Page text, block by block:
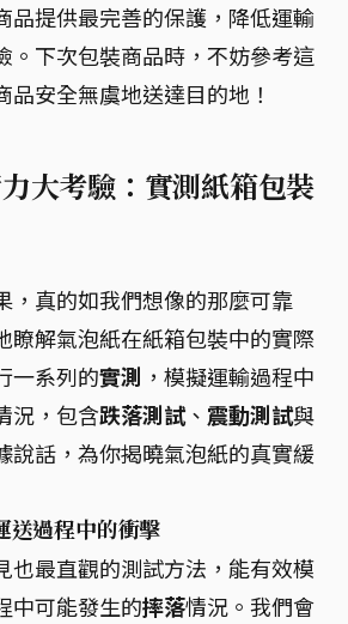
品提供最完善的保護，降低運輸
。下次包裝商品時，不妨參考這
品安全無虞地送達目的地！
大考驗：實測紙箱包裝
，真的如我們想像的那麼可靠
瞭解氣泡紙在紙箱包裝中的實際
一系列的實測 ，模擬運輸過程中
況，包含跌落測試、 震動測試與
說話，為你揭曉氣泡紙的真實緩
送過程中的衝擊
也最直觀的測試方法，能有效模
中可能發生的摔落情況。我們會